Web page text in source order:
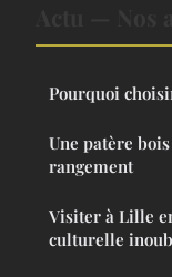
Pourquoi
Une patère
rangement
Visiter à Lille
culturelle